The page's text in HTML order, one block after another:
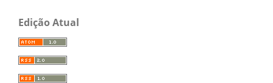
Edição Atual